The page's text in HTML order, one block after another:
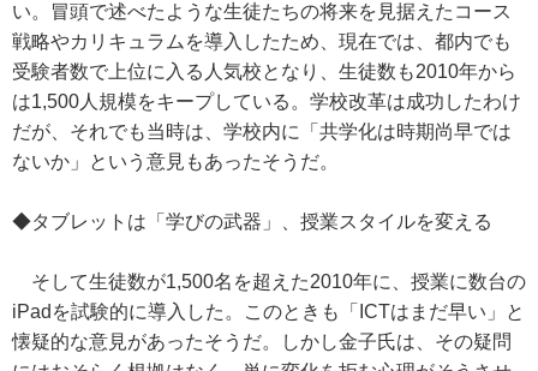
い。冒頭で述べたような生徒たちの将来を見据えたコース
戦略やカリキュラムを導入したため、現在では、都内でも
受験者数で上位に入る人気校となり、生徒数も2010年から
は1,500人規模をキープしている。学校改革は成功したわけ
だが、それでも当時は、学校内に「共学化は時期尚早では
ないか」という意見もあったそうだ。
◆タブレットは「学びの武器」、授業スタイルを変える
そして生徒数が1,500名を超えた2010年に、授業に数台の
iPadを試験的に導入した。このときも「ICTはまだ早い」と
懐疑的な意見があったそうだ。しかし金子氏は、その疑問